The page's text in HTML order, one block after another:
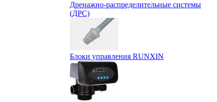
Дренажно-распределительные системы
(ДРС)
Блоки управления RUNXIN